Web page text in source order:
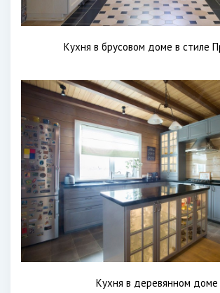
Кухня в брусовом доме в стиле
Кухня в деревянном доме